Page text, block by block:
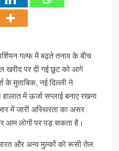
गल्फ में बढ़ते तनाव के बीच
खरीद पर दी गई छूट को आगे
के मुताबिक, नई दिल्ली ने
में ऊर्जा सप्लाई बनाए रखना
में जारी अस्थिरता का असर
आम लोगों पर पड़ सकता है।
भारत और अन्य मुल्कों को रूसी तेल